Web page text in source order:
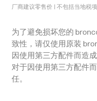
厂商建议零售价 | 不包括当地税项
为了避免损坏您的
致性，请仅使用原装
因使用第三方配件而造
对于因使用第三方配件
任。